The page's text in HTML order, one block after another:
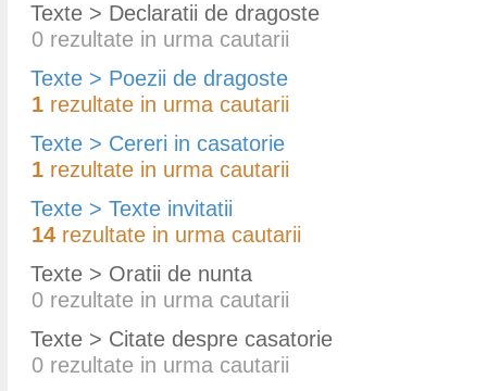
Texte > Declaratii de dragoste
0 rezultate in urma cautarii
Texte > Poezii de dragoste
1 rezultate in urma cautarii
Texte > Cereri in casatorie
1 rezultate in urma cautarii
Texte > Texte invitatii
14 rezultate in urma cautarii
Texte > Oratii de nunta
0 rezultate in urma cautarii
Texte > Citate despre casatorie
0 rezultate in urma cautarii